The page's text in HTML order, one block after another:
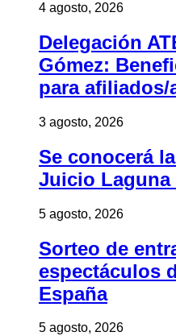
4 agosto, 2026
Delegación
Gómez:
para afiliados/
3 agosto, 2026
Se conocerá
Juicio Laguna
5 agosto, 2026
Sorteo de
espectáculos
España
5 agosto, 2026